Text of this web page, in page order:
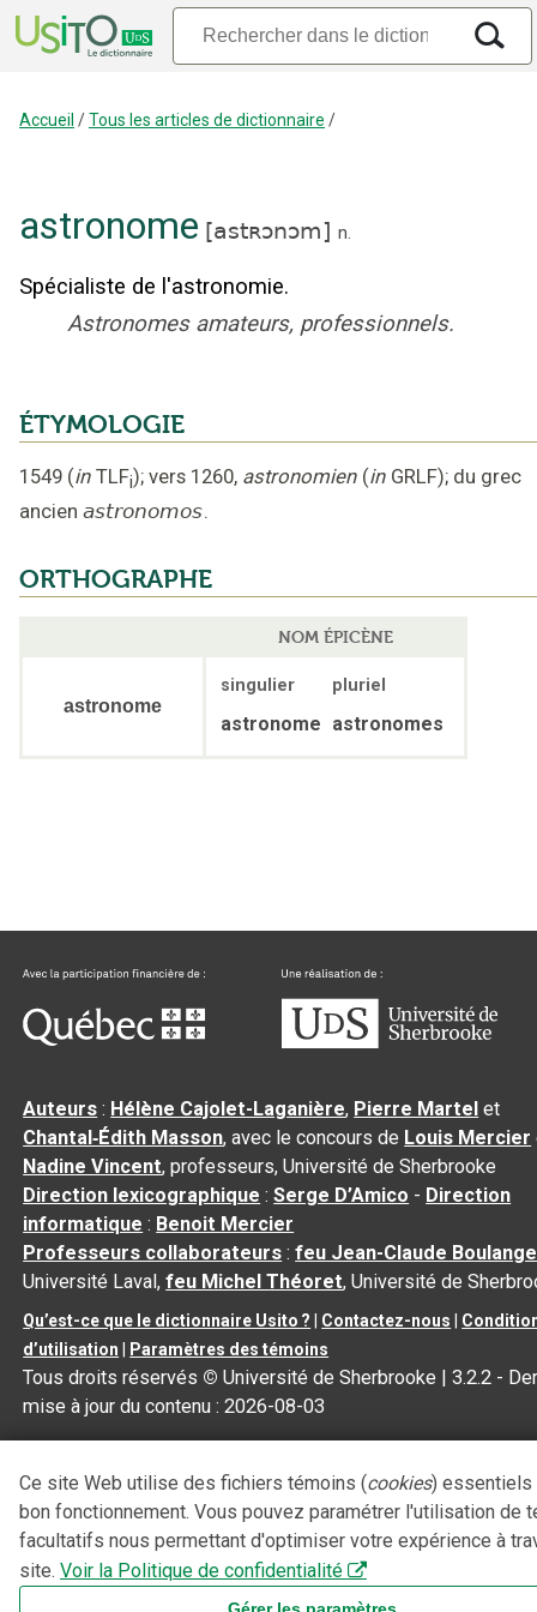
Accueil /Tous les articles de dictionnaire /
astronome [astʀɔnɔm] n.
Spécialiste de l'astronomie.
Astronomes amateurs, professionnels.
ÉTYMOLOGIE
1549 (in TLFi); vers 1260, astronomien (in GRLF); du grec
ancien astronomos.
ORTHOGRAPHE
NOM ÉPICÈNE
astronome
singulier pluriel
astronome astronomes
Auteurs : Hélène Cajolet-Laganière, Pierre Martel et
Chantal‑Édith Masson, avec le concours de Louis Mercier
Nadine Vincent, professeurs, Université de Sherbrooke
Direction lexicographique :Serge D’Amico - Direction
informatique : Benoit Mercier
Professeurs collaborateurs :feu Jean-Claude
Université Laval,feu Michel Théoret, Université de
Qu’est-ce que le dictionnaire Usito ? Contactez-nous
d’utilisation
Paramètres des témoins
Tous droits réservés © Université de Sherbrooke |3.2.2 -
mise à jour du contenu :2026-08-03
Ce site Web utilise des fichiers témoins (cookies) essentiels
bon fonctionnement. Vous pouvez paramétrer l'utilisation de
facultatifs nous permettant d'optimiser votre expérience à
site. Voir la Politique de confidentialité